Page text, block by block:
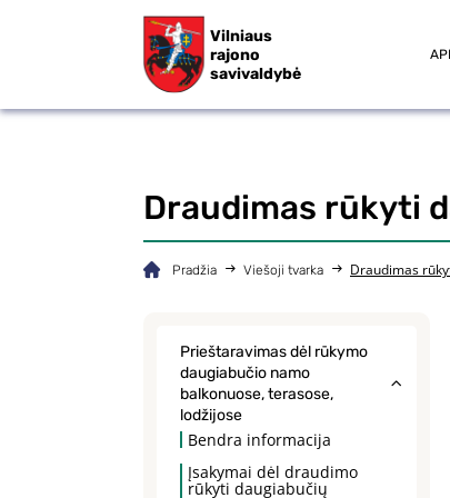
Vilniaus
rajono
savivaldybė
Draudimas rūkyti
Pradžia Viešoji tvarka Draudimas
Prieštaravimas dėl rūkymo
daugiabučio namo
balkonuose, terasose,
lodžijose
Bendra informacija
Įsakymai dėl draudimo
rūkyti daugiabučių